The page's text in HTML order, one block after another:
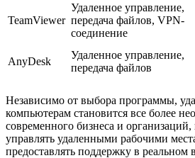
TeamViewer
Удаленное управление,
передача файлов, VPN-
соединение
AnyDesk
Удаленное управление,
передача файлов
Независимо от выбора программы,
компьютерам становится все более
современного бизнеса и
управлять удаленными рабочими
предоставлять поддержку в реальном